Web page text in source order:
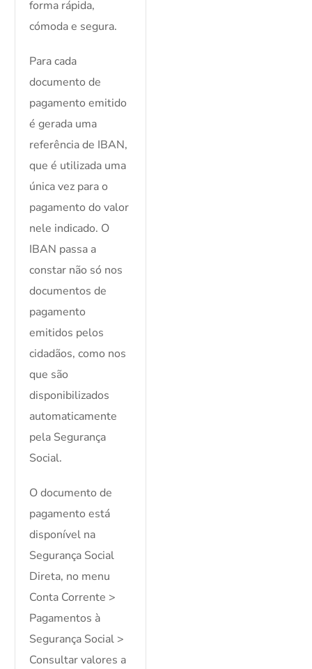
forma rápida,
cómoda e segura.
Para cada
documento de
pagamento emitido
é gerada uma
referência de IBAN,
que é utilizada uma
única vez para o
pagamento do valor
nele indicado. O
IBAN passa a
constar não só nos
documentos de
pagamento
emitidos pelos
cidadãos, como nos
que são
disponibilizados
automaticamente
pela Segurança
Social.
O documento de
pagamento está
disponível na
Segurança Social
Direta, no menu
Conta Corrente >
Pagamentos à
Segurança Social >
Consultar valores a